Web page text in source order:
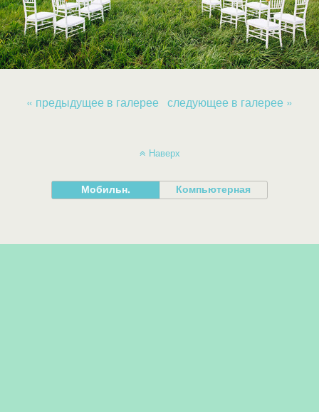
« предыдущее в галерее следующее в галерее »
Наверх
Мобильн. Компьютерная